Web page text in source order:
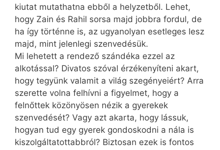
kiutat mutathatna ebből a helyzetből. Lehet,
hogy Zain és Rahil sorsa majd jobbra fordul, de
ha így történne is, az ugyanolyan esetleges lesz
majd, mint jelenlegi szenvedésük.
Mi lehetett a rendező szándéka ezzel az
alkotással? Divatos szóval érzékenyíteni akart,
hogy tegyünk valamit a világ szegényeiért? Arra
szerette volna felhívni a figyelmet, hogy a
felnőttek közönyösen nézik a gyerekek
szenvedését? Vagy azt akarta, hogy lássuk,
hogyan tud egy gyerek gondoskodni a nála is
kiszolgáltatottabbról? Biztosan ezek is fontos